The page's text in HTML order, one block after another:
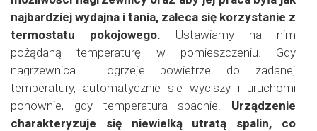
najbardziej wydajna i tania, zaleca się korzystanie z
termostatu pokojowego. Ustawiamy na nim
pożądaną temperaturę w pomieszczeniu. Gdy
nagrzewnica ogrzeje powietrze do zadanej
temperatury, automatycznie sie wyciszy i uruchomi
ponownie, gdy temperatura spadnie. Urządzenie
charakteryzuje się niewielką utratą spalin, co